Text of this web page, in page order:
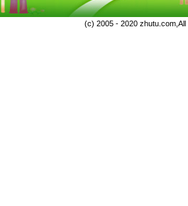
(c) 2005 - 2020